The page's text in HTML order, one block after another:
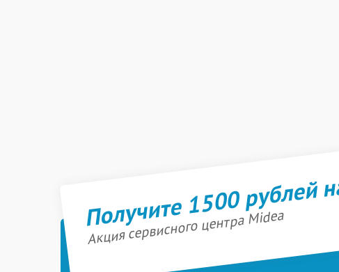
Получите 1500 рублей
Акция сервисного центра Midea